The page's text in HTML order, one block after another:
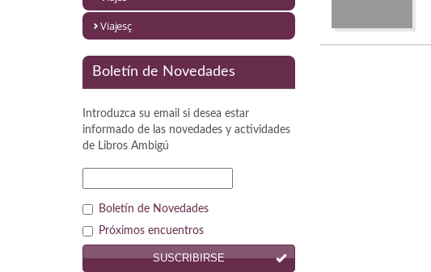
Segunda Guerra Mundial
Viajesç
Boletín de Novedades
Introduzca su email si desea estar
informado de las novedades y actividades
de Libros Ambigú
Boletín de Novedades
Próximos encuentros
SUSCRIBIRSE